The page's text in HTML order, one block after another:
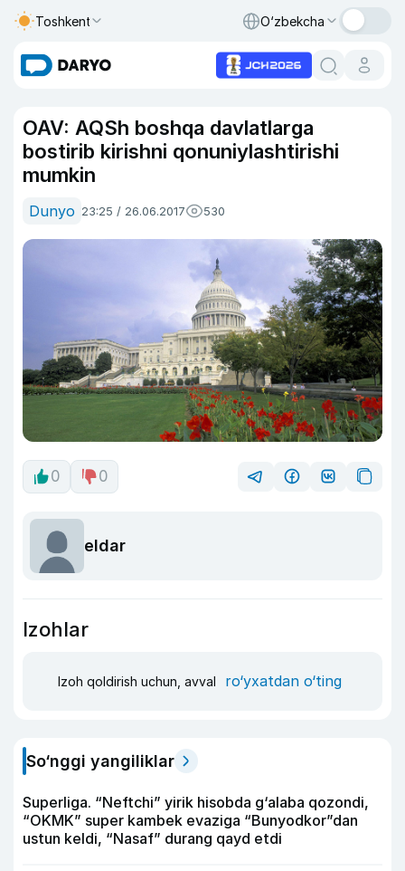
Toshkent O‘zbekcha
OAV: AQSh boshqa davlatlarga
bostirib kirishni qonuniylashtirishi
mumkin
Dunyo 23:25 / 26.06.2017 530
0 0
eldar
Izohlar
Izoh qoldirish uchun, avval ro‘yxatdan o‘ting
So‘nggi yangiliklar
Superliga. “Neftchi” yirik hisobda g‘alaba qozondi,
“OKMK” super kambek evaziga “Bunyodkor”dan
ustun keldi, “Nasaf” durang qayd etdi